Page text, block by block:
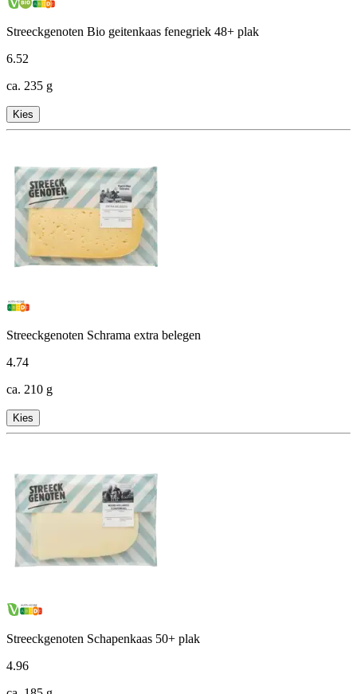
Streeckgenoten Bio geitenkaas fenegriek 48+ plak
6.52
ca. 235 g
Kies
Streeckgenoten Schrama extra belegen
4.74
ca. 210 g
Kies
Streeckgenoten Schapenkaas 50+ plak
4.96